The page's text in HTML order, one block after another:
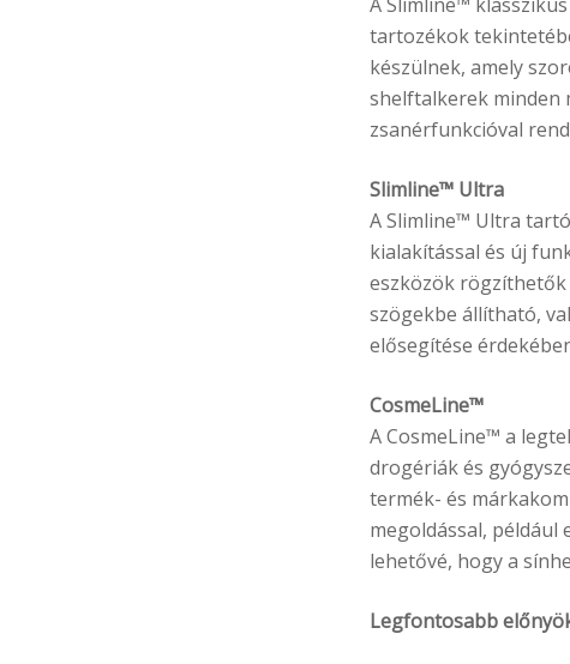
tartozékok
készülnek, amely
shelftalkerek
zsanérfunkcióval
Slimline™ Ultra
A Slimline™ Ultra
kialakítással és új
eszközök
szögekbe állítható,
elősegítése
CosmeLine™
A CosmeLine™ a
drogériák és
termék- és
megoldással, például
lehetővé, hogy a
Legfontosabb